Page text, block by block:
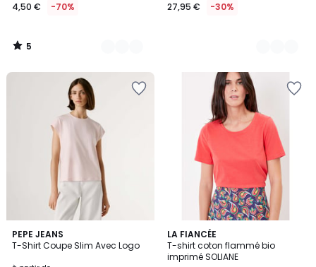
4,50 € -70%
5
/
27,95 € -30%
PEPE JEANS
T-Shirt Coupe Slim Avec Logo
2
Couleurs
LA FIANCÉE
T-shirt coton flammé bio
imprimé SOLIANE
4
Couleurs